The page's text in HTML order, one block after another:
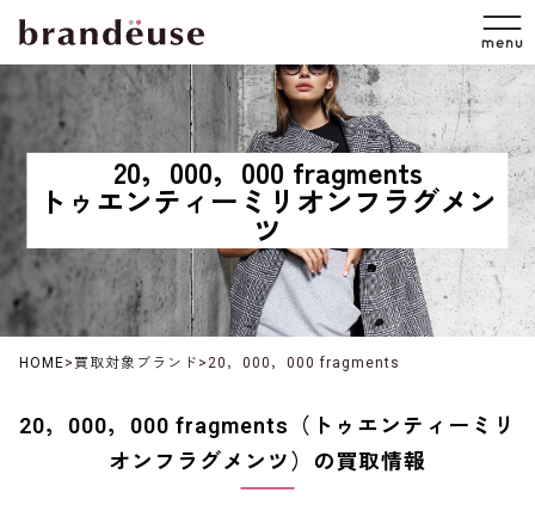
20，000，000 fragments
トゥエンティーミリオンフラグメン
ツ
HOME> 買取対象ブランド >20，000，000 fragments
20，000，000 fragments（トゥエンティーミリ
オンフラグメンツ）の買取情報